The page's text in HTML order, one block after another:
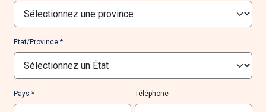
Etat/Province
Pays Téléphone